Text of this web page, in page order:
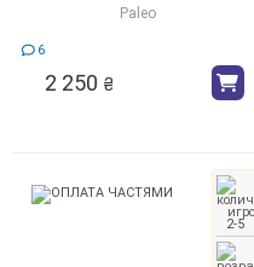
Paleo
6
2 250 ₴
2-5